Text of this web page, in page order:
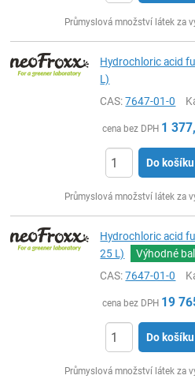
Průmyslová množství látek za
Hydrochloric acid
L)
CAS:7647-01-0
cena bez DPH 1
Do košíku
Průmyslová množství látek za
Hydrochloric acid
25 L)
Výhodné
CAS:7647-01-0
cena bez DPH 19
Do košíku
Průmyslová množství látek za